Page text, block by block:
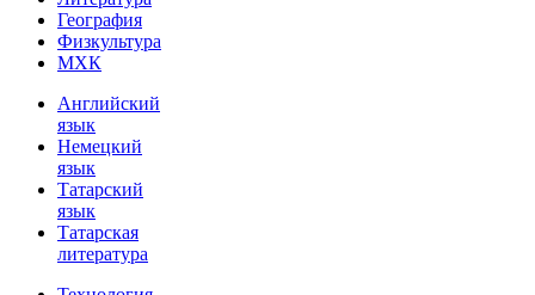
География
Физкультура
МХК
Английский
язык
Немецкий
язык
Татарский
язык
Татарская
литература